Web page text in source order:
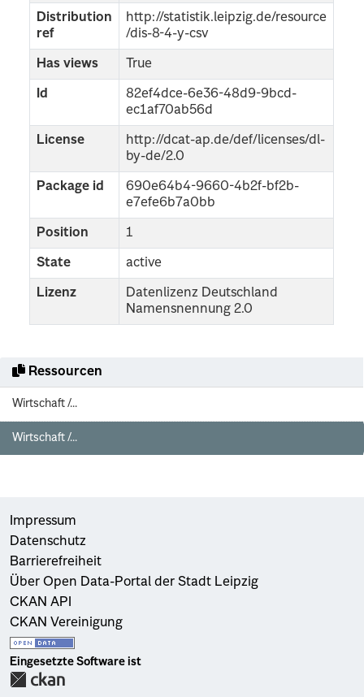
Ressourcen
Wirtschaft /...
Wirtschaft /...
Distribution
ref
http://statistik.leipzig.de/resource
/dis-8-4-y-csv
Has views True
Id
82ef4dce-6e36-48d9-9bcd-
ec1af70ab56d
License
http://dcat-ap.de/def/licenses/dl-
by-de/2.0
Package id
690e64b4-9660-4b2f-bf2b-
e7efe6b7a0bb
Position 1
State active
Lizenz
Datenlizenz Deutschland
Namensnennung 2.0
Impressum
Datenschutz
Barrierefreiheit
Über Open Data-Portal der Stadt Leipzig
CKAN API
CKAN Vereinigung
Eingesetzte Software ist